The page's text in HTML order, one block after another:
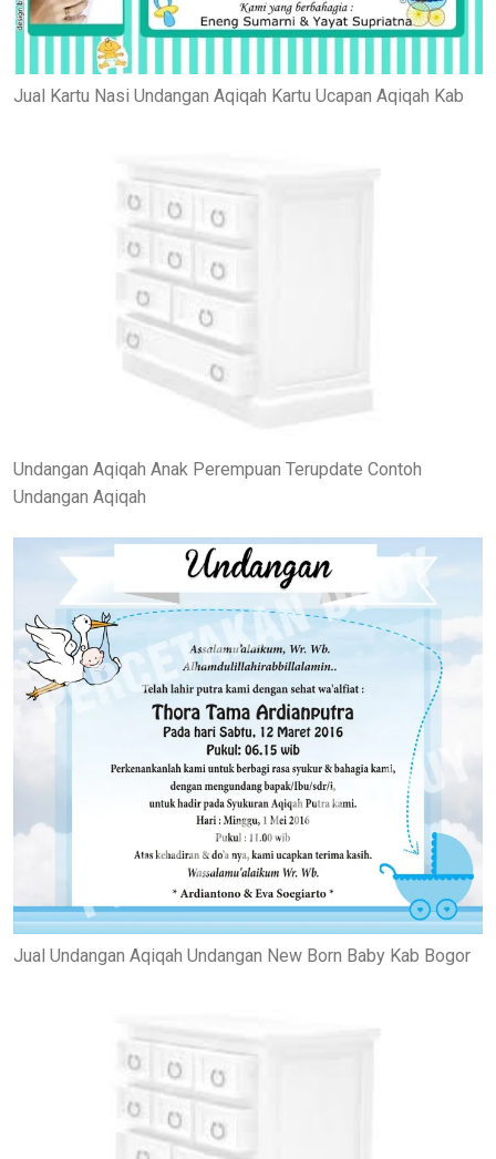
Jual Kartu Nasi Undangan Aqiqah Kartu Ucapan Aqiqah Kab
Undangan Aqiqah Anak Perempuan Terupdate Contoh
Undangan Aqiqah
Jual Undangan Aqiqah Undangan New Born Baby Kab Bogor